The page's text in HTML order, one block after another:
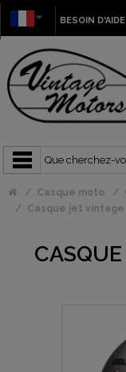
BESOIN D'AIDE
Casque moto
Casque jet vintage